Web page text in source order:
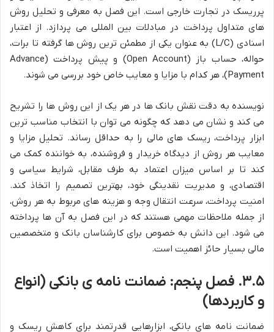
پرریسک در تجارت خارجی است. این فصل به معرفی و تحلیل روش
های متداول پرداخت در مبادلات بین المللی می پردازد. از اعتبار
اسنادی (L/C) به عنوان یکی از مطمئن ترین روش ها گرفته تا برات،
حواله، حساب باز (Open Account) و پیش پرداخت (Advance
Payment)، هر کدام با مزایا و معایب خاص خود بررسی می شوند.
نویسنده به دقت نقش بانک ها در هر یک از این روش ها را تشریح
می کند و نشان می دهد که چگونه می توان با انتخاب مناسب ترین
ابزار پرداخت، ریسک های مالی را به حداقل رساند. تحلیل مزایا و
معایب هر روش از دیدگاه خریدار و فروشنده، به خواننده کمک می
کند تا بر اساس میزان اعتماد به طرف مقابل، شرایط سیاسی و
اقتصادی، و مدیریت نقدینگی خود، بهترین تصمیم را اتخاذ کند.
امنیت پرداخت، سرعت انتقال وجه و هزینه های مربوط به هر روش،
از جمله ملاحظات مهمی هستند که در این فصل به آن ها پرداخته
می شود. این دانش به خصوص برای کارشناسان بانک و متخصصین
مالی بسیار حائز اهمیت است.
۳.۵. فصل پنجم: ضمانت نامه ی بانکی (انواع
و کاربردها)
ضمانت نامه های بانکی، ابزارهایی قدرتمند برای کاهش ریسک و